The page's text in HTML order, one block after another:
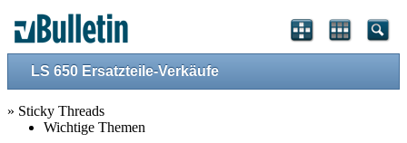
LS 650 Ersatzteile-Verkäufe
» Sticky Threads
Wichtige Themen